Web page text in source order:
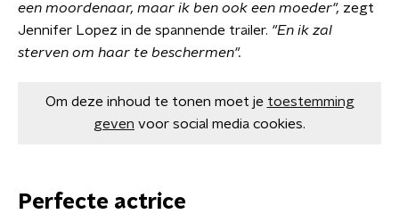
een moordenaar, maar ik ben ook een moeder", zegt
Jennifer Lopez in de spannende trailer. "En ik zal
sterven om haar te beschermen".
Om deze inhoud te tonen moet je toestemming
geven voor social media cookies.
Perfecte actrice